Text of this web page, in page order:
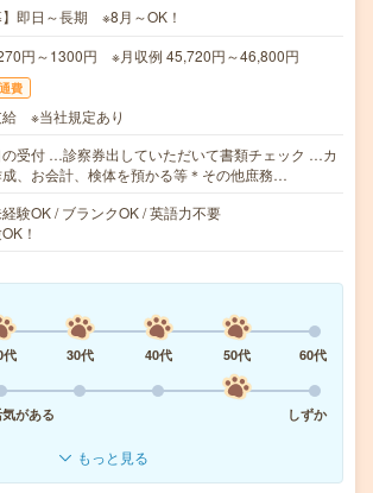
】即日～長期 ※8月～OK！
円～1300円 ※月収例 45,720円～46,800円
費
給 ※当社規定あり
の受付 …診察券出していただいて書類チェック …カ
成、お会計、検体を預かる等＊その他庶務…
験OK / ブランクOK / 英語力不要
！
代
30代 40代 50代
60代
がある
しずか
もっと見る